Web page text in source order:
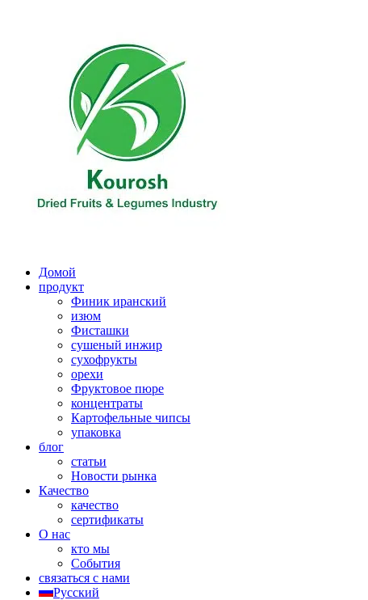
Домой
продукт
Финик иранский
изюм
Фисташки
сушеный инжир
сухофрукты
орехи
Фруктовое пюре
концентраты
Картофельные чипсы
упаковка
блог
статьи
Новости рынка
Качество
качество
сертификаты
О нас
кто мы
События
связаться с нами
Русский